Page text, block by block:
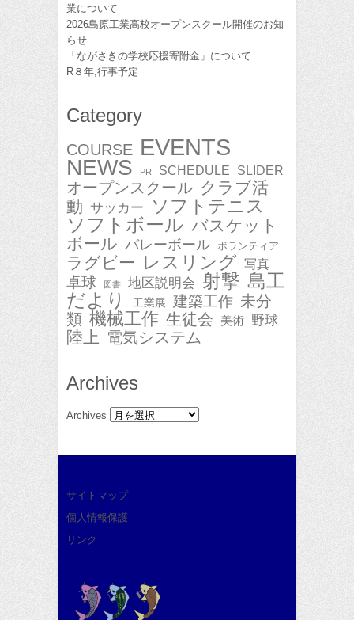
業について
2026島原工業高校オープンスクール開催のお知
らせ
「ながさきの学校応援寄附金」について
R８年,行事予定
Category
COURSE EVENTS
NEWS PR SCHEDULE SLIDER
オープンスクール クラブ活
動 サッカー ソフトテニス
ソフトボール バスケット
ボール バレーボール ボランティア
ラグビー レスリング 写真
卓球 図書 地区説明会 射撃 島工
だより
工業展 建築工作 未分
類 機械工作 生徒会 美術 野球
陸上 電気システム
Archives
Archives
サイトマップ
個人情報保護
リンク